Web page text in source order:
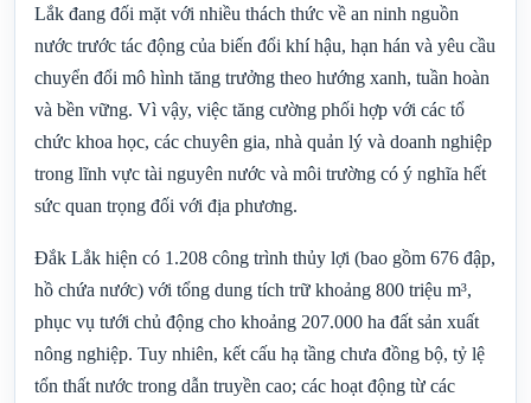
Lắk đang đối mặt với nhiều thách thức về an ninh nguồn
nước trước tác động của biến đổi khí hậu, hạn hán và yêu cầu
chuyển đổi mô hình tăng trưởng theo hướng xanh, tuần hoàn
và bền vững. Vì vậy, việc tăng cường phối hợp với các tổ
chức khoa học, các chuyên gia, nhà quản lý và doanh nghiệp
trong lĩnh vực tài nguyên nước và môi trường có ý nghĩa hết
sức quan trọng đối với địa phương.
Đắk Lắk hiện có 1.208 công trình thủy lợi (bao gồm 676 đập,
hồ chứa nước) với tổng dung tích trữ khoảng 800 triệu m³,
phục vụ tưới chủ động cho khoảng 207.000 ha đất sản xuất
nông nghiệp. Tuy nhiên, kết cấu hạ tầng chưa đồng bộ, tỷ lệ
tổn thất nước trong dẫn truyền cao; các hoạt động từ các